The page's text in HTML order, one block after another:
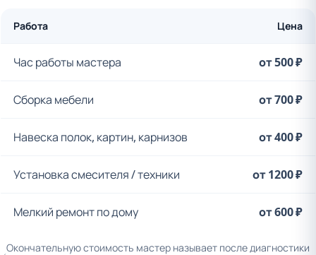
Работа Цена
Час работы мастера от 500 ₽
Сборка мебели от 700 ₽
Навеска полок, картин, карнизов от 400 ₽
Установка смесителя / техники от 1200 ₽
Мелкий ремонт по дому от 600 ₽
Окончательную стоимость мастер называет после диагностики